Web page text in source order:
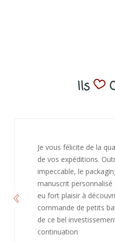
Ils
Je vous félicite de la
de vos expéditions.
impeccable, le
manuscrit personnalisé
eu fort plaisir à
commande de petits
de ce bel
continuation